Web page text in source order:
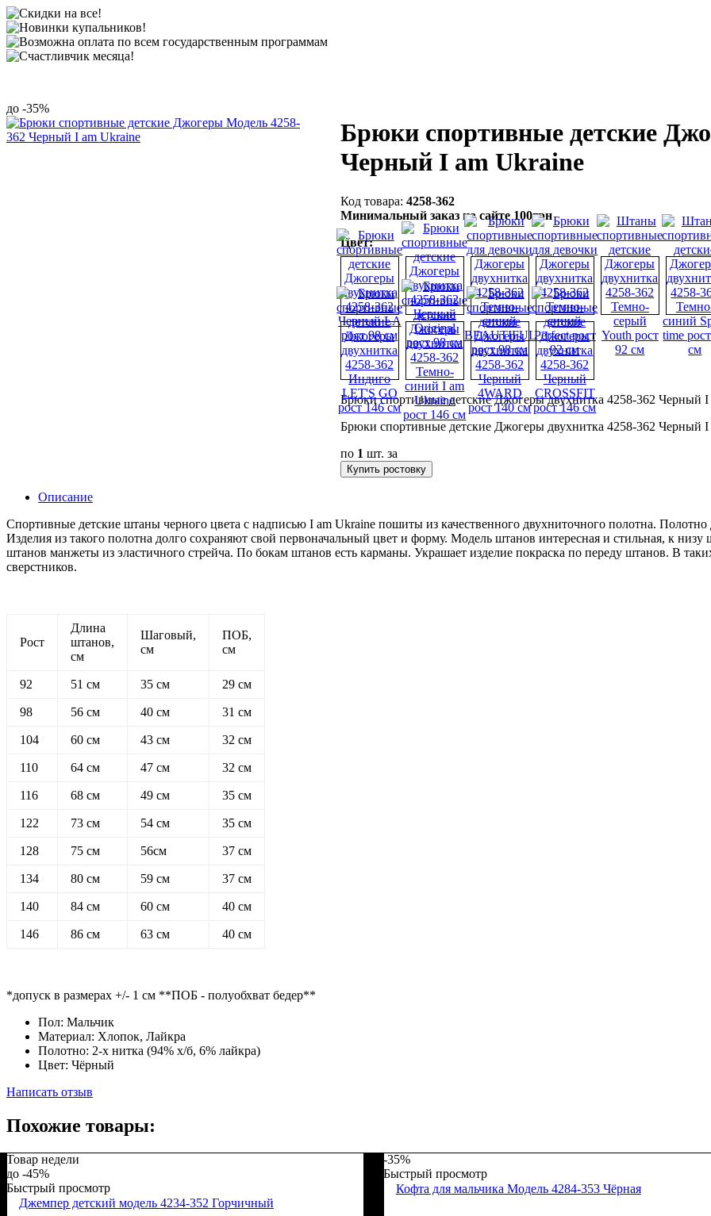
-35%
Брюки спортивные детские
Черный I am Ukraine
4258-362
Минимальный заказ на сайте 100грн
Цвет:
Брюки спортивные детские Джогеры двухнитка 4258-362 Черный I
Брюки спортивные детские Джогеры двухнитка 4258-362 Черный I
по 1 шт. за
Купить ростовку
Описание
Спортивные детские штаны черного цвета с надписью I am Ukraine пошиты из качественного двухниточного полотна.
Изделия из такого полотна долго сохраняют свой первоначальный цвет и форму. Модель штанов интересная и стильная, к
штанов манжеты из эластичного стрейча. По бокам штанов есть карманы. Украшает изделие покраска по переду штанов. В
сверстников.
Рост
Длина
штанов,
см
Шаговый,
см
ПОБ,
см
92 51 см 35 см 29 см
98 56 см 40 см 31 см
104 60 см 43 см 32 см
110 64 см 47 см 32 см
116 68 см 49 см 35 см
122 73 см 54 см 35 см
128 75 см 56см 37 см
134 80 см 59 см 37 см
140 84 см 60 см 40 см
146 86 см 63 см 40 см
*допуск в размерах +/- 1 см **ПОБ - полуобхват бедер**
Пол: Мальчик
Материал: Хлопок, Лайкра
Полотно: 2-х нитка (94% х/б, 6% лайкра)
Цвет: Чёрный
Написать отзыв
Похожие товары:
Товар недели
-45%
Быстрый просмотр
Джемпер детский модель 4234-352 Горчичный
-35%
Быстрый просмотр
Кофта для мальчика Модель 4284-353 Чёрная